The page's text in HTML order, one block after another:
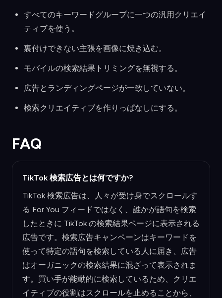
すべてのキーワードグループに一つの汎用クリエイ
ティブを使う。
裏付けできない主張を画像に焼き込む。
モバイルの検索結果トリミングを無視する。
広告とランディングページが一致していない。
検索クリエイティブを作りっぱなしにする。
FAQ
TikTok 検索広告とは何ですか?
TikTok 検索広告は、人々が受け身でスクロールす
る For You フィードではなく、誰かが語句を検索
したときに TikTok の検索結果ページに表示される
広告です。検索広告キャンペーンはキーワードを
使って特定の語句を検索している人に届き、広告
はオーガニックの検索結果に混ざって表示されま
す。買い手が能動的に検索しているため、クリエ
イティブの役割はスクロールを止めることから、